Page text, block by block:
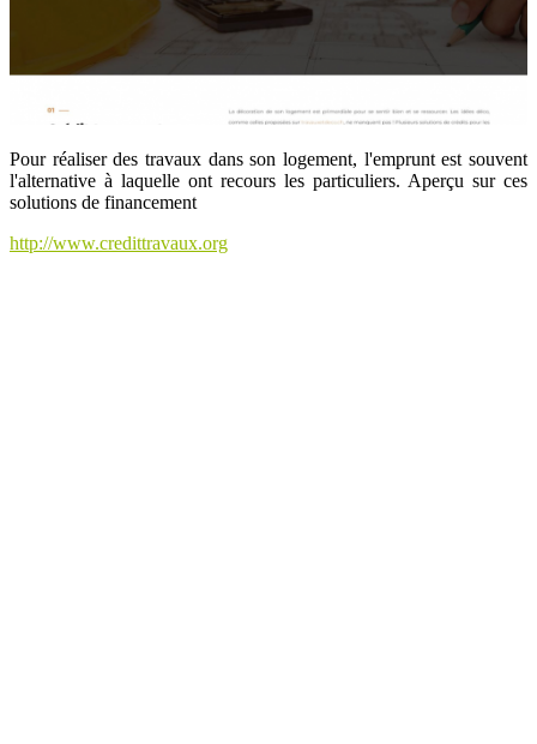
Pour réaliser des travaux dans son logement, l'emprunt est souvent
l'alternative à laquelle ont recours les particuliers. Aperçu sur ces
solutions de financement
http://www.credittravaux.org